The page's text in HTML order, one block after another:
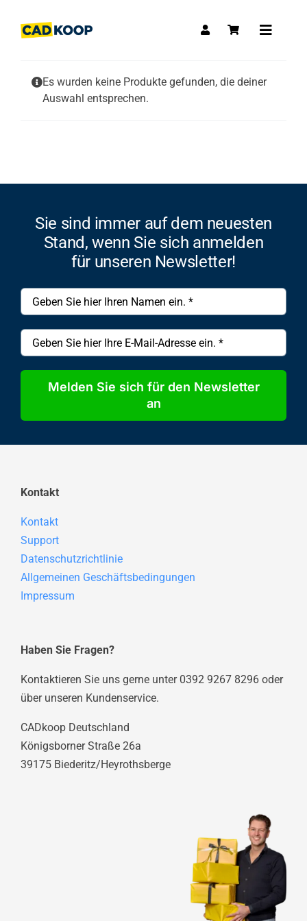
Toggle
Es wurden keine Produkte gefunden, die deiner
Auswahl entsprechen.
Sie sind immer auf dem neuesten
Stand, wenn Sie sich anmelden
für unseren Newsletter!
Melden Sie sich für den Newsletter
an
Kontakt
Kontakt
Support
Datenschutzrichtlinie
Allgemeinen Geschäftsbedingungen
Impressum
Haben Sie Fragen?
Kontaktieren Sie uns gerne unter 0392 9267 8296 oder
über unseren Kundenservice.
CADkoop Deutschland
Königsborner Straße 26a
39175 Biederitz/Heyrothsberge